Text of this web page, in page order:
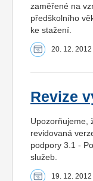
zaměřené na
předškolního
ke stažení.
20. 12. 2012
Revize
Upozorňujeme,
revidovaná
podpory 3.1 -
služeb.
19. 12. 2012